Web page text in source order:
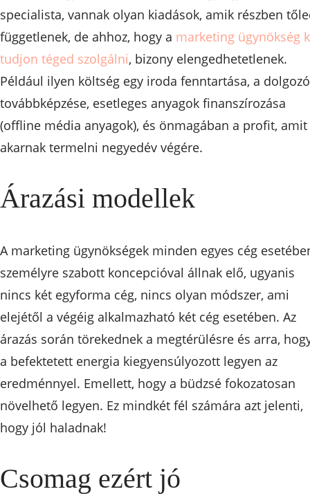
specialista, vannak olyan kiadások, amik részben
függetlenek, de ahhoz, hogy a marketing ügynökség
tudjon téged szolgálni, bizony elengedhetetlenek.
Például ilyen költség egy iroda fenntartása, a
továbbképzése, esetleges anyagok finanszírozása
(offline média anyagok), és önmagában a profit,
akarnak termelni negyedév végére.
Árazási modellek
A marketing ügynökségek minden egyes cég
személyre szabott koncepcióval állnak elő, ugyanis
nincs két egyforma cég, nincs olyan módszer, ami
elejétől a végéig alkalmazható két cég esetében. Az
árazás során törekednek a megtérülésre és arra,
a befektetett energia kiegyensúlyozott legyen az
eredménnyel. Emellett, hogy a büdzsé fokozatosan
növelhető legyen. Ez mindkét fél számára azt jelenti,
hogy jól haladnak!
Csomag ezért jó